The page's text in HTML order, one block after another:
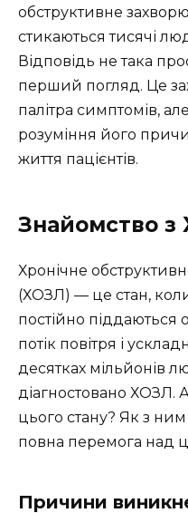
обструктивне
стикаються тисячі
Відповідь не така
перший погляд. Це
палітра симптомів,
розуміння його
життя пацієнтів.
Знайомство з
Хронічне
(ХОЗЛ) — це стан,
постійно піддаються
потік повітря і
десятках мільйонів
діагностовано ХОЗЛ.
цього стану? Як з
повна перемога над
Причини